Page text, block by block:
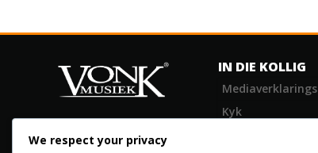
Boksburg West, 1461
IN DIE KOLLIG
Mediaverklarings
Kyk
We respect your privacy